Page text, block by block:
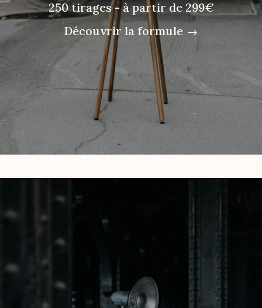
250 tirages - à partir de 299€
Découvrir la formule